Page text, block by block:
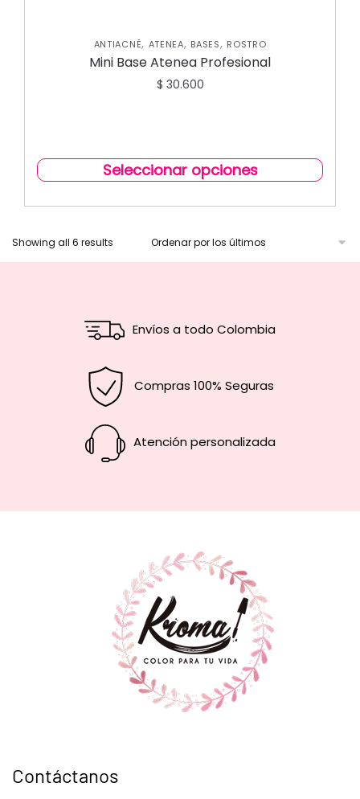
ANTIACNÉ, ATENEA, BASES, ROSTRO
Mini Base Atenea Profesional
$ 30.600
Seleccionar opciones
Showing all 6 results
Envíos a todo Colombia
Compras 100% Seguras
Atención personalizada
Contáctanos